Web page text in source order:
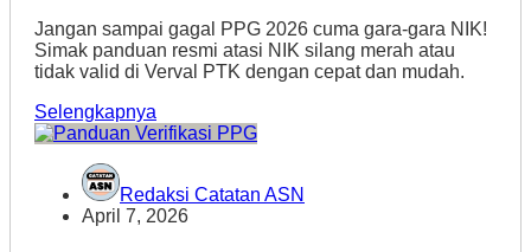
Jangan sampai gagal PPG 2026 cuma gara-gara NIK!
Simak panduan resmi atasi NIK silang merah atau
tidak valid di Verval PTK dengan cepat dan mudah.
Selengkapnya
Redaksi Catatan ASN
April 7, 2026